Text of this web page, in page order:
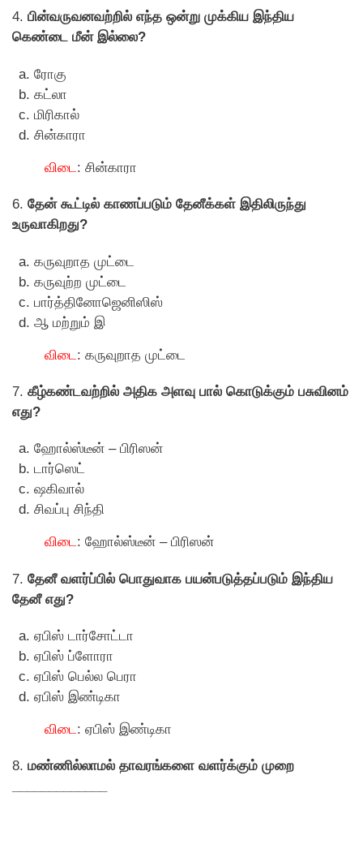
4. பின்வருவனவற்றில் எந்த ஒன்று முக்கிய இந்திய
கெண்டை மீன் இல்லை?
ரோகு
கட்லா
மிரிகால்
சின்காரா
விடை : சின்காரா
6. தேன் கூட்டில் காணப்படும் தேனீக்கள் இதிலிருந்து
உருவாகிறது?
கருவுறாத முட்டை
கருவுற்ற முட்டை
பார்த்தினோஜெனிஸிஸ்
ஆ மற்றும் இ
விடை : கருவுறாத முட்டை
7. கீழ்கண்டவற்றில் அதிக அளவு பால் கொடுக்கும் பசுவினம்
எது?
ஹோல்ஸ்டீன் – பிரிஸன்
டார்ஸெட்
ஷகிவால்
சிவப்பு சிந்தி
விடை: ஹோல்ஸ்டீன் – பிரிஸன்
7. தேனீ வளர்ப்பில் பொதுவாக பயன்படுத்தப்படும் இந்திய
தேனீ எது?
ஏபிஸ் டார்சோட்டா
ஏபிஸ் ப்ளோரா
ஏபிஸ் பெல்ல பெரா
ஏபிஸ் இண்டிகா
விடை: ஏபிஸ் இண்டிகா
8. மண்ணில்லாமல் தாவரங்களை வளர்க்கும் முறை